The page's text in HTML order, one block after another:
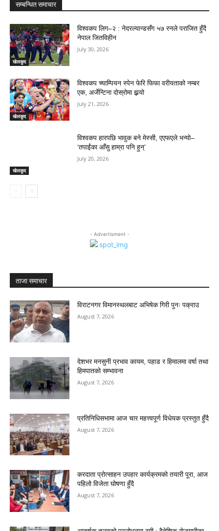
सम्बन्धित समाचार
खेलकुद
विश्वकप लिग–२ : नेदरल्यान्डसँग ५७ रनले पराजित हुँदै
नेपाल जितविहीन
July 30, 2026
खेलकुद
विश्वकप च्याम्पियन स्पेन फेरि फिफा वरीयताको नम्बर
एक, अर्जेन्टिना दोस्रोमा झर्‍यो
July 21, 2026
खेलकुद
विश्वकप हारपछि भावुक बने मेस्सी, एएफएले भन्यो–
‘तपाईंका आँसु हाम्रा पनि हुन्’
July 20, 2026
- Advertisment -
ताजा समाचार
विराटनगर विमानस्थलबाट अभिषेक गिरी पुनः पक्राउ
August 7, 2026
देशभर मनसुनी प्रभाव कायम, पहाड र हिमालमा वर्षा तथा
हिमपातको सम्भावना
August 7, 2026
प्रतिनिधिसभामा आज चार महत्त्वपूर्ण विधेयक प्रस्तुत हुँदै
August 7, 2026
करदाता प्रोत्साहन उपहार कार्यक्रमको तयारी पूरा, आज
पहिलो विजेता घोषणा हुँदै
August 7, 2026